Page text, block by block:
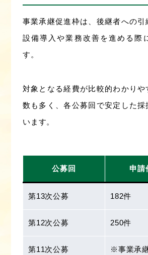
事業承継促進枠は、後継者への引
設備導入や業務改善を進める際
す。
対象となる経費が比較的わかりや
数も多く、各公募回で安定した採
います。
公募回 申請
第13次公募 182件
第12次公募 250件
第11次公募 ※事業承